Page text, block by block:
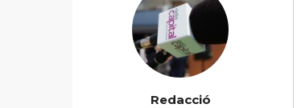
Redacció